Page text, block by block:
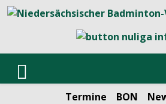
Termine BON